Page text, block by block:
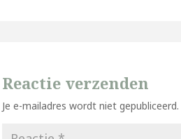
Reactie verzenden
Je e-mailadres wordt niet gepubliceerd.